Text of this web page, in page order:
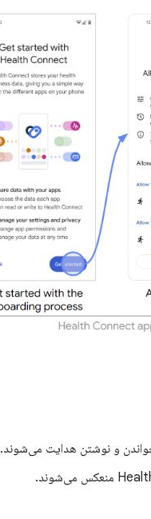
و نوشتن هدایت می‌شوند.